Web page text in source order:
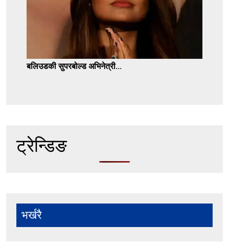
बलिउडकी सुपरबोल्ड अभिनेत्री...
ट्रेन्डिङ
भर्खरै